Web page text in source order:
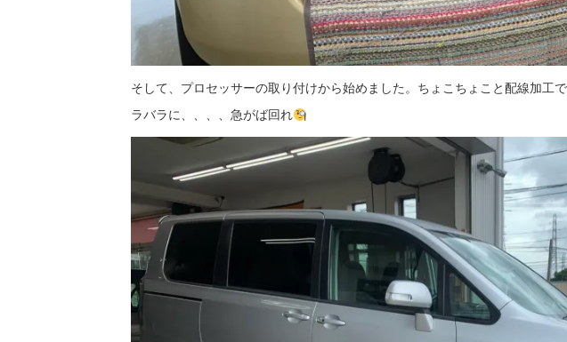
そして、プロセッサーの取り付けから始めました。ちょこちょこと配線加工
ラバラに、、、、急がば回れ